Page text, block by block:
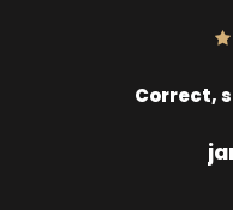
Correct,